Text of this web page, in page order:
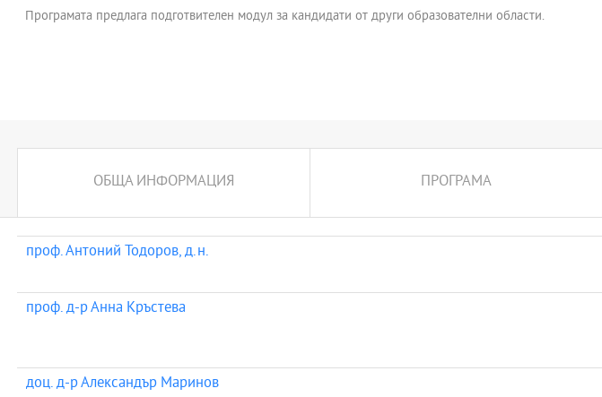
Програмата предлага подготвителен модул за кандидати от други образователни области.
ОБЩА ИНФОРМАЦИЯ ПРОГРАМА
проф. Антоний Тодоров, д.н.
проф. д-р Анна Кръстева
доц. д-р Александър Маринов